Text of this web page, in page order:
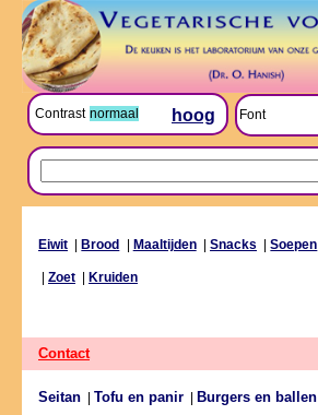
Contrast normaal hoog Font
Eiwit Brood Maaltijden|Snacks |Soepen
Zoet Kruiden
Contact
Seitan Tofu en panir Burgers en ballen